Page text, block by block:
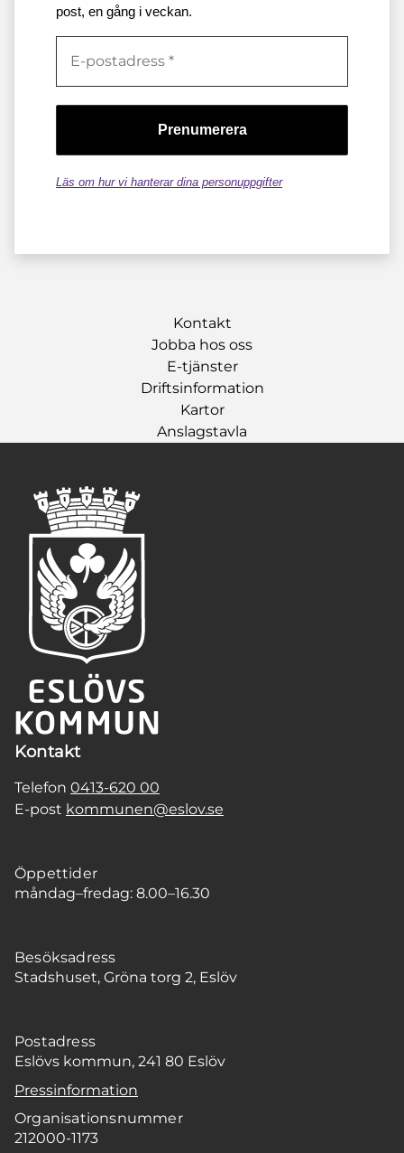
post, en gång i veckan.
Läs om hur vi hanterar dina personuppgifter
Kontakt
Jobba hos oss
E-tjänster
Driftsinformation
Kartor
Anslagstavla
Kontakt
Telefon 0413-620 00
E-post kommunen@eslov.se
Öppettider
måndag–fredag: 8.00–16.30
Besöksadress
Stadshuset, Gröna torg 2, Eslöv
Postadress
Eslövs kommun, 241 80 Eslöv
Pressinformation
Organisationsnummer
212000-1173